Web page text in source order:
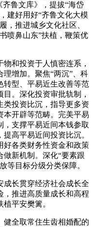
鲁文库》，提拔“海岱
建好用好“齐鲁文化大模
，推进城乡文化社区、
喷鼻山东”扶植，鞭策优
和投资于人慎密连系，
增加。聚焦“两沉”、科
转型、平易近生改善等范
。深化投资审批轨制，
类投资比沉，指导更多资
本开辟等范畴。完美平易
，支撑平易近间本钱参取
高平易近间投资比沉。
好各类财务性资金和政策
新机制。深化“要素跟
等目标分级分类保障。
长贯穿经济社会成长全
，推进高质量成长和高程
平安樊篱。
全取常住生齿相婚配的